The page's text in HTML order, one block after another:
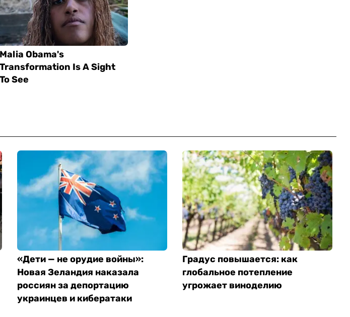
«Дети — не орудие войны»:
Новая Зеландия наказала
россиян за депортацию
украинцев и кибератаки
Градус повышается: как
глобальное потепление
угрожает виноделию